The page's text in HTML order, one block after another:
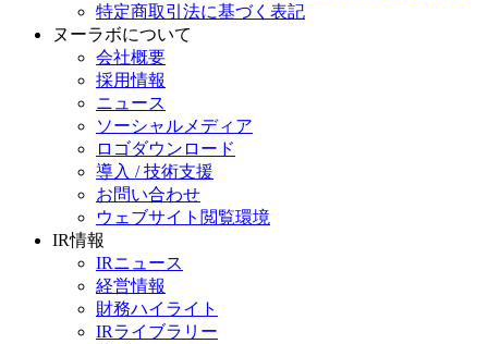
特定商取引法に基づく表記
ヌーラボについて
会社概要
採用情報
ニュース
ソーシャルメディア
ロゴダウンロード
導入 / 技術支援
お問い合わせ
ウェブサイト閲覧環境
IR情報
IRニュース
経営情報
財務ハイライト
IRライブラリー